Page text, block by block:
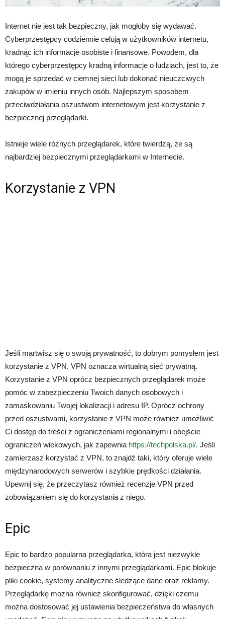
Internet nie jest tak bezpieczny, jak mogłoby się wydawać.
Cyberprzestępcy codziennie celują w użytkowników internetu,
kradnąc ich informacje osobiste i finansowe. Powodem, dla
którego cyberprzestępcy kradną informacje o ludziach, jest to, że
mogą je sprzedać w ciemnej sieci lub dokonać nieuczciwych
zakupów w imieniu innych osób. Najlepszym sposobem
przeciwdziałania oszustwom internetowym jest korzystanie z
bezpiecznej przeglądarki.
Istnieje wiele różnych przeglądarek, które twierdzą, że są
najbardziej bezpiecznymi przeglądarkami w Internecie.
Korzystanie z VPN
Jeśli martwisz się o swoją prywatność, to dobrym pomysłem jest
korzystanie z VPN. VPN oznacza wirtualną sieć prywatną.
Korzystanie z VPN oprócz bezpiecznych przeglądarek może
pomóc w zabezpieczeniu Twoich danych osobowych i
zamaskowaniu Twojej lokalizacji i adresu IP. Oprócz ochrony
przed oszustwami, korzystanie z VPN może również umożliwić
Ci dostęp do treści z ograniczeniami regionalnymi i obejście
ograniczeń wiekowych, jak zapewnia https://techpolska.pl/. Jeśli
zamierzasz korzystać z VPN, to znajdź taki, który oferuje wiele
międzynarodowych serwerów i szybkie prędkości działania.
Upewnij się, że przeczytasz również recenzje VPN przed
zobowiązaniem się do korzystania z niego.
Epic
Epic to bardzo popularna przeglądarka, która jest niezwykle
bezpieczna w porównaniu z innymi przeglądarkami. Epic blokuje
pliki cookie, systemy analityczne śledzące dane oraz reklamy.
Przeglądarkę można również skonfigurować, dzięki czemu
można dostosować jej ustawienia bezpieczeństwa do własnych